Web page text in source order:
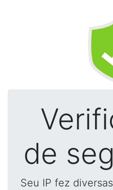
de
Seu IP fez